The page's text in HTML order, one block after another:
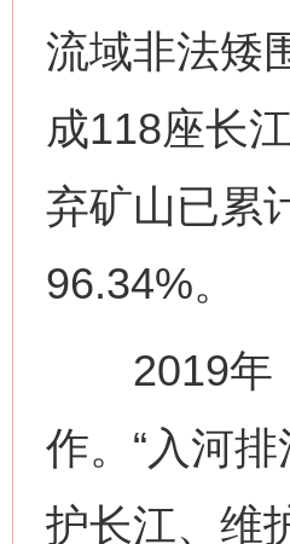
流域非法矮
成118座长
弃矿山已累
96.34%。
2019年，
作。“入河
护长江、维